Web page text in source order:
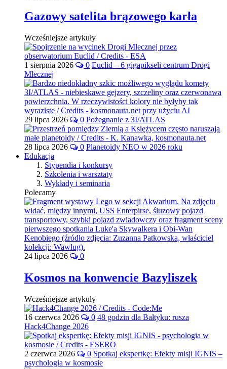
Gazowy satelita brązowego karła
Wcześniejsze artykuły
1 sierpnia 2026 0 Euclid – 6 gigapikseli centrum Drogi
Mlecznej
29 lipca 2026 0 Pożegnanie z 3I/ATLAS
28 lipca 2026 0 Planetoidy NEO w 2026 roku
Edukacja
Stypendia i konkursy
Szkolenia i warsztaty
Wykłady i seminaria
Polecamy
24 lipca 2026 0
Kosmos na konwencie Bazyliszek
Wcześniejsze artykuły
16 czerwca 2026 0 48 godzin dla Bałtyku: rusza
Hack4Change 2026
2 czerwca 2026 0 Spotkaj ekspertkę: Efekty misji IGNIS –
psychologia w kosmosie